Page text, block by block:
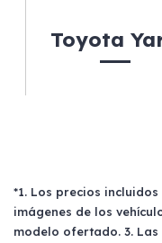
Toyota
*1. Los precios
imágenes de los
modelo ofertado. 3.